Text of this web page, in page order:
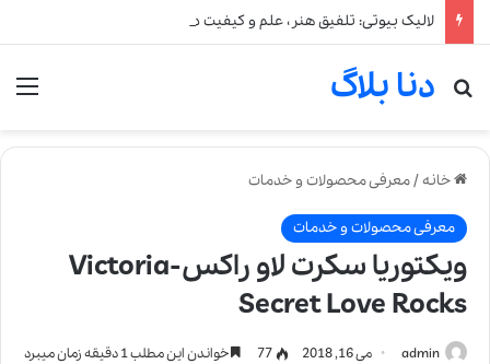
لالیک بیوتی: تلفیق هنر، علم و کیفیت در خلق عطرهای لالیک
دنا بلاگ
جستجو برای
خانه/معرفی محصولات و خدمات
معرفی محصولات و خدمات
ویکتوریا سکرت لاو راکس-Victoria
Secret Love Rocks
admin می 16, 2018 77 خواندن این مطلب 1 دقیقه زمان میبرد